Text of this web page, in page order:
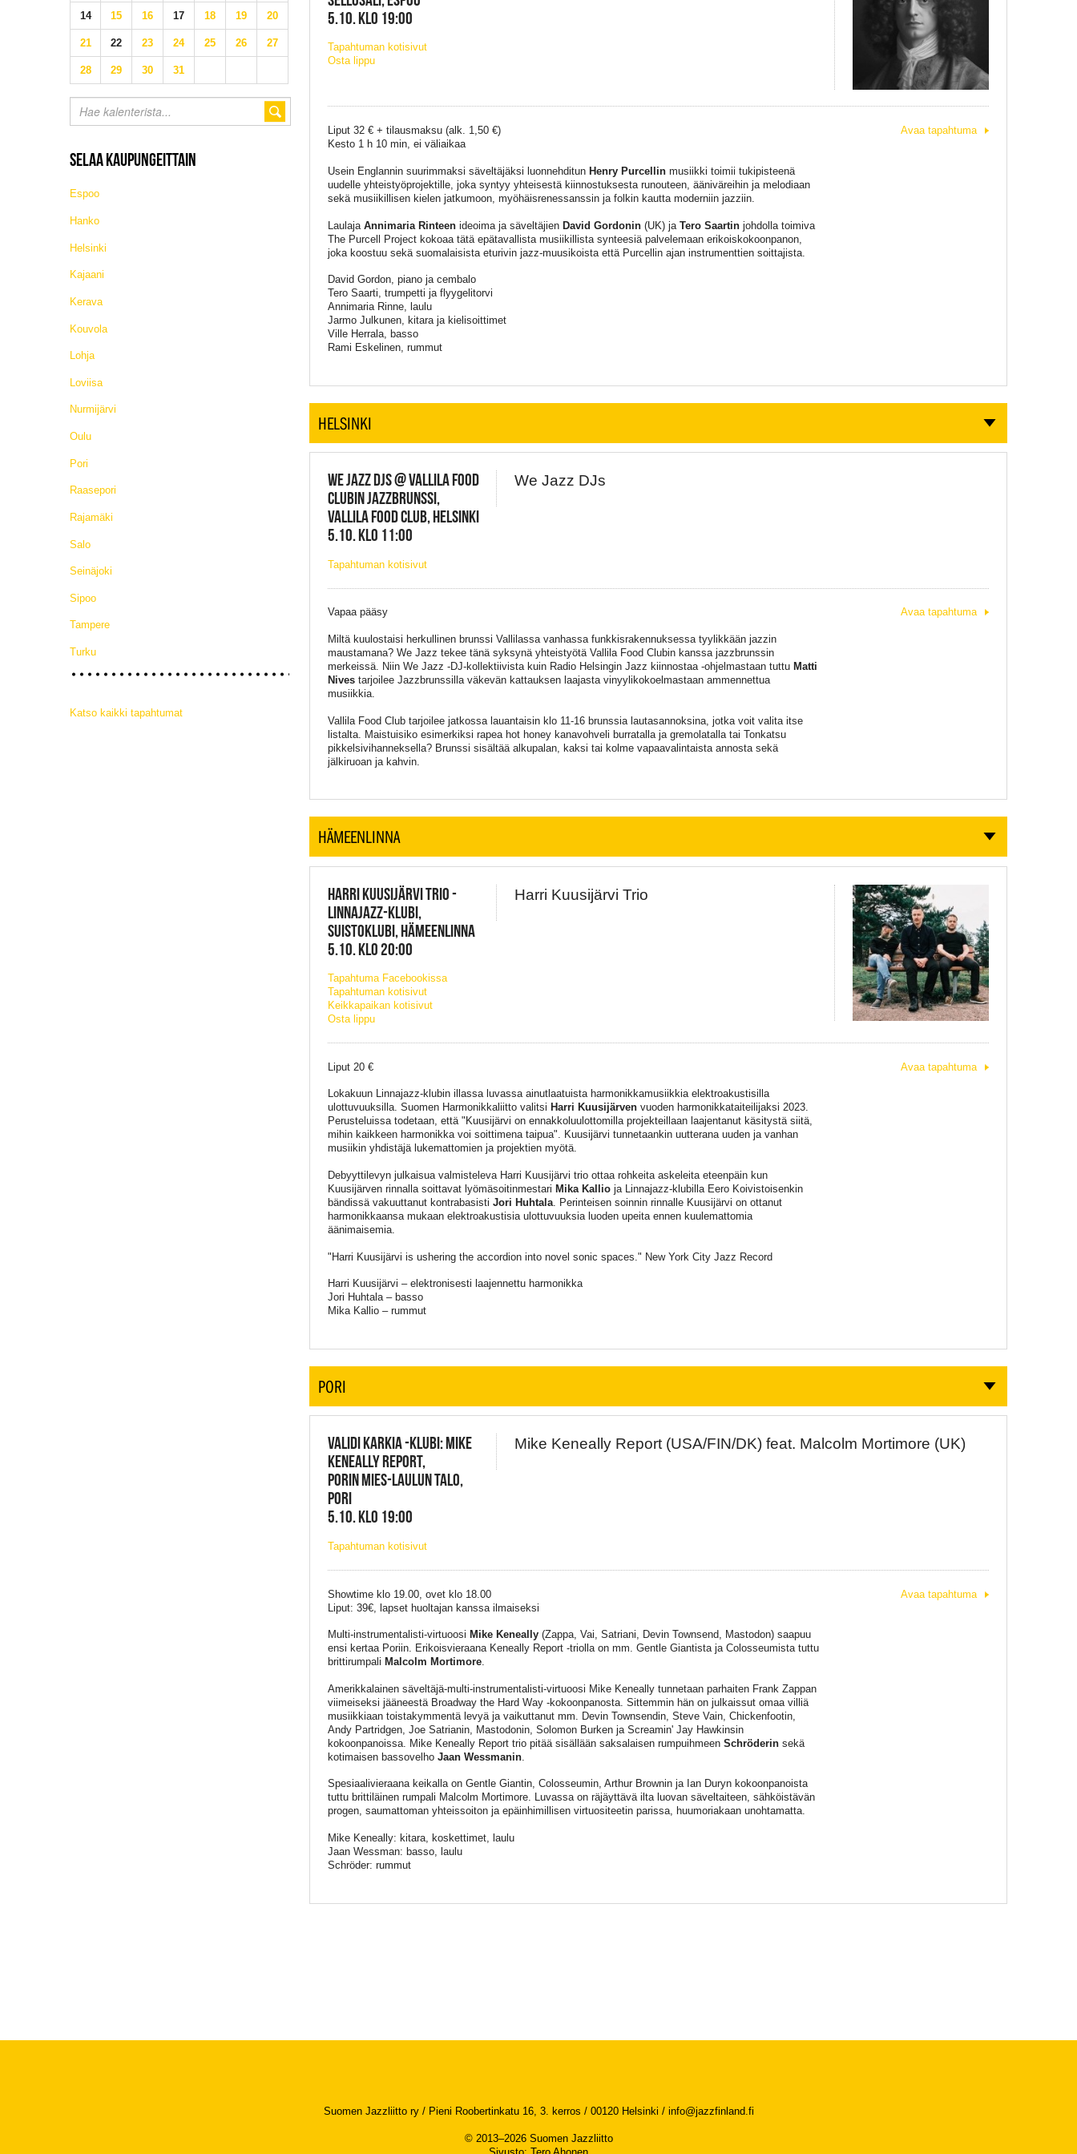
14 15 16 17 18 19 20
21 22 23 24 25 26 27
28 29 30 31
SELAA KAUPUNGEITTAIN
Espoo
Hanko
Helsinki
Kajaani
Kerava
Kouvola
Lohja
Loviisa
Nurmijärvi
Oulu
Pori
Raasepori
Rajamäki
Salo
Seinäjoki
Sipoo
Tampere
Turku
Katso kaikki tapahtumat
5.10. KLO 19:00
Tapahtuman kotisivut
Osta lippu
Liput 32 € + tilausmaksu (alk. 1,50 €)
Kesto 1 h 10 min, ei väliaikaa
Usein Englannin suurimmaksi säveltäjäksi luonnehditun Henry Purcellinmusiikki toimii tukipisteenä
uudelle yhteistyöprojektille, joka syntyy yhteisestä kiinnostuksesta runouteen, ääniväreihin ja melodiaan
sekä musiikillisen kielen jatkumoon, myöhäisrenessanssin ja folkin kautta moderniin jazziin.
Laulaja Annimaria Rinteenideoima ja säveltäjien David Gordonin(UK) ja Tero Saartinjohdolla toimiva
The Purcell Project kokoaa tätä epätavallista musiikillista synteesiä palvelemaan erikoiskokoonpanon,
joka koostuu sekä suomalaisista eturivin jazz-muusikoista että Purcellin ajan instrumenttien soittajista.
David Gordon, piano ja cembalo
Tero Saarti, trumpetti ja flyygelitorvi
Annimaria Rinne, laulu
Jarmo Julkunen, kitara ja kielisoittimet
Ville Herrala, basso
Rami Eskelinen, rummut
Avaa tapahtuma
HELSINKI
WE JAZZ DJS @ VALLILA FOOD
CLUBIN JAZZBRUNSSI,
VALLILA FOOD CLUB, HELSINKI
5.10. KLO 11:00
Tapahtuman kotisivut
We Jazz DJs
Vapaa pääsy
Miltä kuulostaisi herkullinen brunssi Vallilassa vanhassa funkkisrakennuksessa tyylikkään jazzin
maustamana? We Jazz tekee tänä syksynä yhteistyötä Vallila Food Clubin kanssa jazzbrunssin
merkeissä. Niin We Jazz -DJ-kollektiivista kuin Radio Helsingin Jazz kiinnostaa -ohjelmastaan tuttu Matti
Nivestarjoilee Jazzbrunssilla väkevän kattauksen laajasta vinyylikokoelmastaan ammennettua
musiikkia.
Vallila Food Club tarjoilee jatkossa lauantaisin klo 11-16 brunssia lautasannoksina, jotka voit valita itse
listalta. Maistuisiko esimerkiksi rapea hot honey kanavohveli burratalla ja gremolatalla tai Tonkatsu
pikkelsivihanneksella? Brunssi sisältää alkupalan, kaksi tai kolme vapaavalintaista annosta sekä
jälkiruoan ja kahvin.
Avaa tapahtuma
HÄMEENLINNA
HARRI KUUSIJÄRVI TRIO -
LINNAJAZZ-KLUBI,
SUISTOKLUBI, HÄMEENLINNA
5.10. KLO 20:00
Tapahtuma Facebookissa
Tapahtuman kotisivut
Keikkapaikan kotisivut
Osta lippu
Harri Kuusijärvi Trio
Liput 20 €
Lokakuun Linnajazz-klubin illassa luvassa ainutlaatuista harmonikkamusiikkia elektroakustisilla
ulottuvuuksilla. Suomen Harmonikkaliitto valitsi Harri Kuusijärvenvuoden harmonikkataiteilijaksi 2023.
Perusteluissa todetaan, että "Kuusijärvi on ennakkoluulottomilla projekteillaan laajentanut käsitystä siitä,
mihin kaikkeen harmonikka voi soittimena taipua". Kuusijärvi tunnetaankin uutterana uuden ja vanhan
musiikin yhdistäjä lukemattomien ja projektien myötä.
Debyyttilevyn julkaisua valmisteleva Harri Kuusijärvi trio ottaa rohkeita askeleita eteenpäin kun
Kuusijärven rinnalla soittavat lyömäsoitinmestari Mika Kallioja Linnajazz-klubilla Eero Koivistoisenkin
bändissä vakuuttanut kontrabasisti Jori Huhtala. Perinteisen soinnin rinnalle Kuusijärvi on ottanut
harmonikkaansa mukaan elektroakustisia ulottuvuuksia luoden upeita ennen kuulemattomia
äänimaisemia.
"Harri Kuusijärvi is ushering the accordion into novel sonic spaces." New York City Jazz Record
Harri Kuusijärvi – elektronisesti laajennettu harmonikka
Jori Huhtala – basso
Mika Kallio – rummut
Avaa tapahtuma
PORI
VALIDI KARKIA -KLUBI: MIKE
KENEALLY REPORT,
PORIN MIES-LAULUN TALO,
PORI
5.10. KLO 19:00
Tapahtuman kotisivut
Mike Keneally Report (USA/FIN/DK) feat. Malcolm Mortimore (UK)
Showtime klo 19.00, ovet klo 18.00
Liput: 39€, lapset huoltajan kanssa ilmaiseksi
Multi-instrumentalisti-virtuoosi Mike Keneally(Zappa, Vai, Satriani, Devin Townsend, Mastodon) saapuu
ensi kertaa Poriin. Erikoisvieraana Keneally Report -triolla on mm. Gentle Giantista ja Colosseumista tuttu
brittirumpali Malcolm Mortimore.
Amerikkalainen säveltäjä-multi-instrumentalisti-virtuoosi Mike Keneally tunnetaan parhaiten Frank Zappan
viimeiseksi jääneestä Broadway the Hard Way -kokoonpanosta. Sittemmin hän on julkaissut omaa villiä
musiikkiaan toistakymmentä levyä ja vaikuttanut mm. Devin Townsendin, Steve Vain, Chickenfootin,
Andy Partridgen, Joe Satrianin, Mastodonin, Solomon Burken ja Screamin' Jay Hawkinsin
kokoonpanoissa. Mike Keneally Report trio pitää sisällään saksalaisen rumpuihmeenSchröderinsekä
kotimaisen bassovelho Jaan Wessmanin.
Spesiaalivieraana keikalla on Gentle Giantin, Colosseumin, Arthur Brownin ja Ian Duryn kokoonpanoista
tuttu brittiläinen rumpali Malcolm Mortimore. Luvassa on räjäyttävä ilta luovan säveltaiteen, sähköistävän
progen, saumattoman yhteissoiton ja epäinhimillisen virtuositeetin parissa, huumoriakaan unohtamatta.
Mike Keneally: kitara, koskettimet, laulu
Jaan Wessman: basso, laulu
Schröder: rummut
Avaa tapahtuma
Suomen Jazzliitto ry / Pieni Roobertinkatu 16, 3. kerros / 00120 Helsinki / info@jazzfinland.fi
© 2013–2026 Suomen Jazzliitto